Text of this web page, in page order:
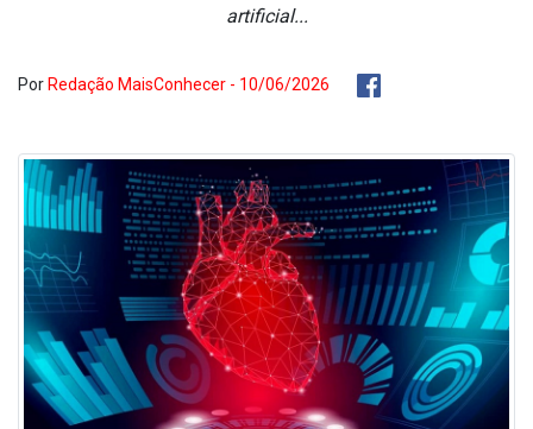
artificial...
Por Redação MaisConhecer - 10/06/2026